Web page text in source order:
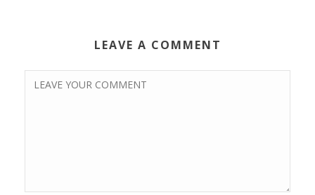
LEAVE A COMMENT